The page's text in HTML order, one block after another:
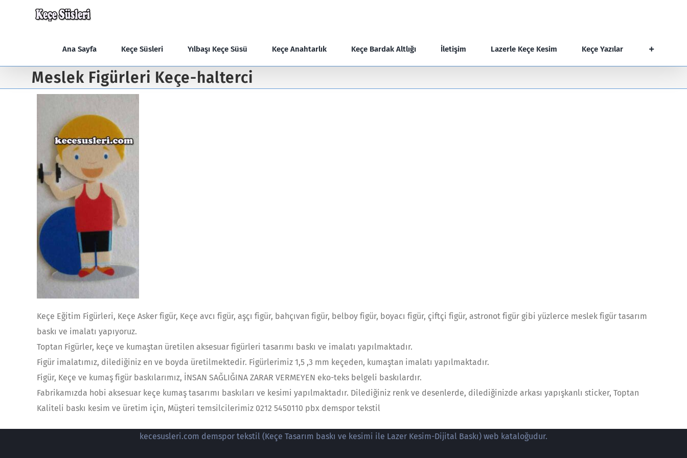
Ana Sayfa Keçe Süsleri Yılbaşı Keçe Süsü Keçe Anahtarlık Keçe Bardak Altlığı İletişim Lazerle Keçe Kesim Keçe Yazılar
Meslek Figürleri Keçe-halterci
Keçe Eğitim Figürleri, Keçe Asker figür, Keçe avcı figür, aşçı figür, bahçıvan figür, belboy figür, boyacı figür, çiftçi figür, astronot figür gibi yüzlerce meslek figür tasarım
baskı ve imalatı yapıyoruz.
Toptan Figürler, keçe ve kumaştan üretilen aksesuar figürleri tasarımı baskı ve imalatı yapılmaktadır.
Figür imalatımız, dilediğiniz en ve boyda üretilmektedir. Figürlerimiz 1,5 ,3 mm keçeden, kumaştan imalatı yapılmaktadır.
Figür, Keçe ve kumaş figür baskılarımız, İNSAN SAĞLIĞINA ZARAR VERMEYEN eko-teks belgeli baskılardır.
Fabrikamızda hobi aksesuar keçe kumaş tasarımı baskıları ve kesimi yapılmaktadır. Dilediğiniz renk ve desenlerde, dilediğinizde arkası yapışkanlı sticker, Toptan
Kaliteli baskı kesim ve üretim için, Müşteri temsilcilerimiz 0212 5450110 pbx demspor tekstil
kecesusleri.com demspor tekstil (Keçe Tasarım baskı ve kesimi ile Lazer Kesim-Dijital Baskı) web kataloğudur.